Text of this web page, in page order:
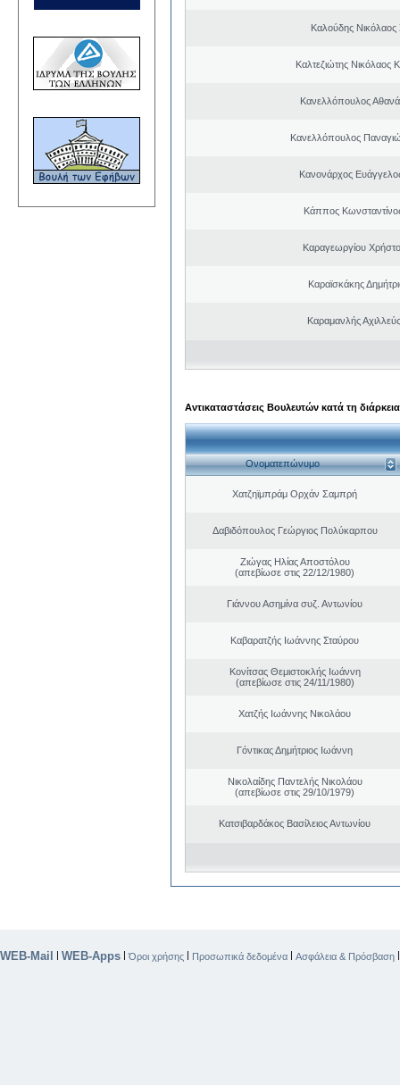
Καλούδης Νικόλαος
Καλτεζιώτης Νικόλαος
Κανελλόπουλος
Κανελλόπουλος
Κανονάρχος
Κάππος
Καραγεωργίου
Καραϊσκάκης
Καραμανλής
Αντικαταστάσεις Βουλευτών κατά τη
Ονοματεπώνυμο
Χατζηϊμπράμ Ορχάν Σαμπρή
Δαβιδόπουλος Γεώργιος Πολύκαρπου
Ζιώγας Ηλίας Αποστόλου
(απεβίωσε στις 22/12/1980)
Γιάννου Ασημίνα συζ. Αντωνίου
Καβαρατζής Ιωάννης Σταύρου
Κονίτσας Θεμιστοκλής Ιωάννη
(απεβίωσε στις 24/11/1980)
Χατζής Ιωάννης Νικολάου
Γόντικας Δημήτριος Ιωάννη
Νικολαίδης Παντελής Νικολάου
(απεβίωσε στις 29/10/1979)
Κατσιβαρδάκος Βασίλειος Αντωνίου
WEB-Mail | WEB-Apps |Όροι χρήσης | Προσωπικά δεδομένα | Ασφάλεια & Πρόσβαση